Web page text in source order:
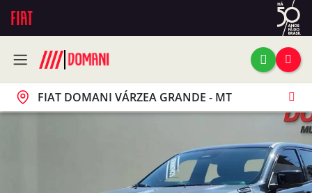
FIAT DOMANI VÁRZEA GRANDE - MT